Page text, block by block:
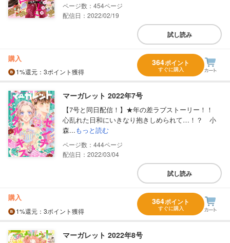
454
配信日：2022/02/19
試し読み
購入
1%還元 ：3ポイント獲得
364ポイント
すぐに購入
マーガレット 2022年7号
【7号と同日配信！】★年の差ラブストーリー！！
心乱れた日和にいきなり抱きしめられて…！？ 小
森...もっと読む
444
配信日：2022/03/04
試し読み
購入
1%還元 ：3ポイント獲得
364ポイント
すぐに購入
マーガレット 2022年8号